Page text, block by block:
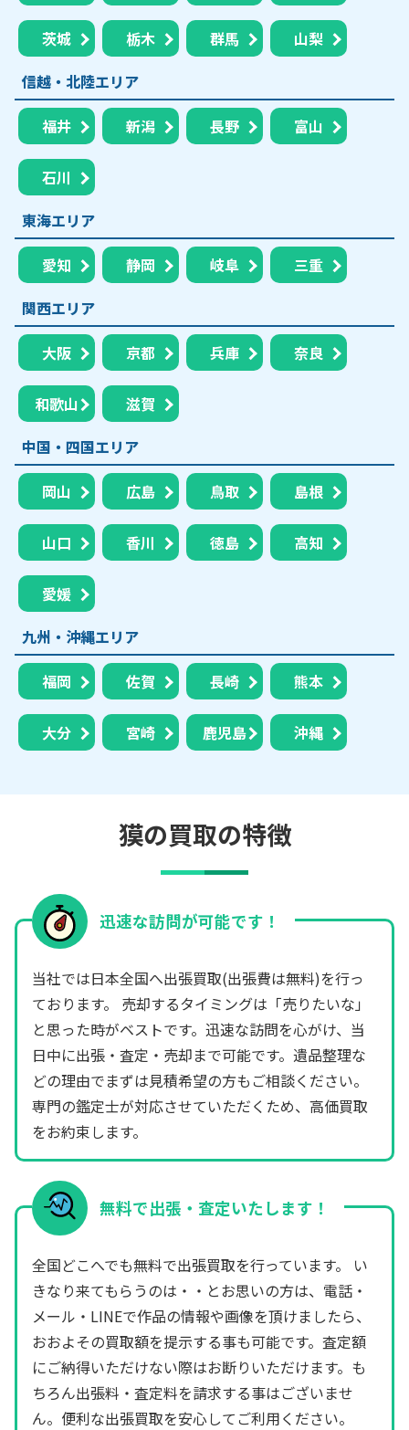
茨城 栃木 群馬
山梨
信越・北陸エリア
福井 新潟 長野 富山
石川
東海エリア
愛知 静岡 岐阜
三重
関西エリア
大阪 京都 兵庫 奈良
和歌山
滋賀
中国・四国エリア
岡山 広島 鳥取 島根
山口 香川 徳島 高知
愛媛
九州・沖縄エリア
福岡 佐賀 長崎 熊本
大分 宮崎 鹿児島 沖縄
獏の買取の特徴
迅速な訪問が可能です！
当社では日本全国へ出張買取(出張費は無料)を行っ
ております。 売却するタイミングは「売りたいな」
と思った時がベストです。迅速な訪問を心がけ、当
日中に出張・査定・売却まで可能です。遺品整理な
どの理由でまずは見積希望の方もご相談ください。
専門の鑑定士が対応させていただくため、高価買取
をお約束します。
無料で出張・査定いたします！
全国どこへでも無料で出張買取を行っています。 い
きなり来てもらうのは・・とお思いの方は、電話・
メール・LINEで作品の情報や画像を頂けましたら、
おおよその買取額を提示する事も可能です。査定額
にご納得いただけない際はお断りいただけます。も
ちろん出張料・査定料を請求する事はございませ
ん。便利な出張買取を安心してご利用ください。